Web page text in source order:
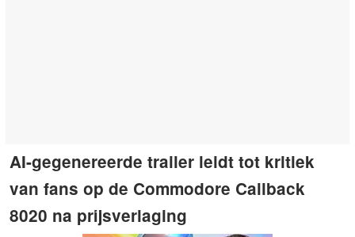
AI-gegenereerde trailer leidt tot kritiek
van fans op de Commodore Callback
8020 na prijsverlaging